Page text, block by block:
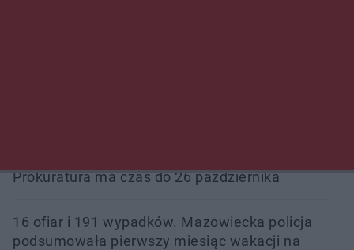
Prokuratura ma czas do 26 października
16 ofiar i 191 wypadków. Mazowiecka policja
podsumowała pierwszy miesiąc wakacji na